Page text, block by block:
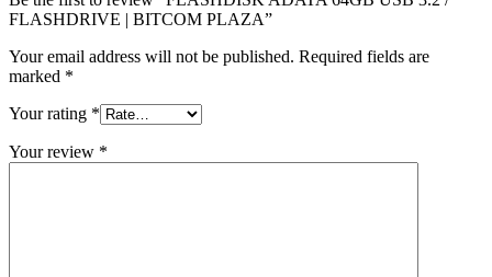
FLASHDRIVE | BITCOM PLAZA”
Your email address will not be published. Required fields are
marked *
Your rating *
Your review *